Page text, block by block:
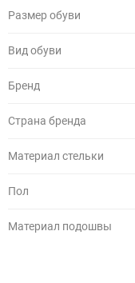
Размер обуви
Вид обуви
Бренд
Страна бренда
Материал стельки
Пол
Материал подошвы